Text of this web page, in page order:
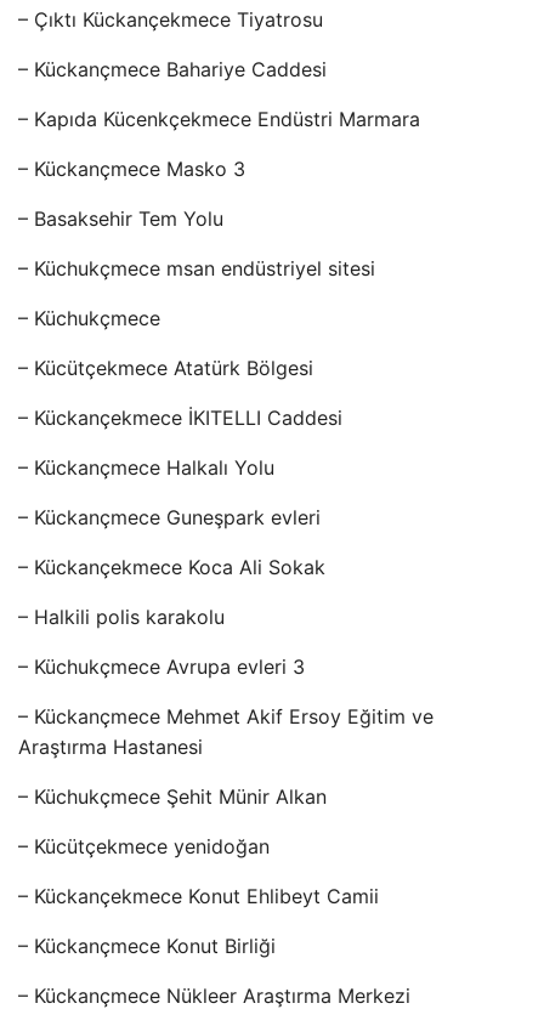
– Çıktı Kückançekmece Tiyatrosu
– Kückançmece Bahariye Caddesi
– Kapıda Kücenkçekmece Endüstri Marmara
– Kückançmece Masko 3
– Basaksehir Tem Yolu
– Küchukçmece msan endüstriyel sitesi
– Küchukçmece
– Kücütçekmece Atatürk Bölgesi
– Kückançekmece İKITELLI Caddesi
– Kückançmece Halkalı Yolu
– Kückançmece Guneşpark evleri
– Kückançekmece Koca Ali Sokak
– Halkili polis karakolu
– Küchukçmece Avrupa evleri 3
– Kückançmece Mehmet Akif Ersoy Eğitim ve
Araştırma Hastanesi
– Küchukçmece Şehit Münir Alkan
– Kücütçekmece yenidoğan
– Kückançekmece Konut Ehlibeyt Camii
– Kückançmece Konut Birliği
– Kückançmece Nükleer Araştırma Merkezi